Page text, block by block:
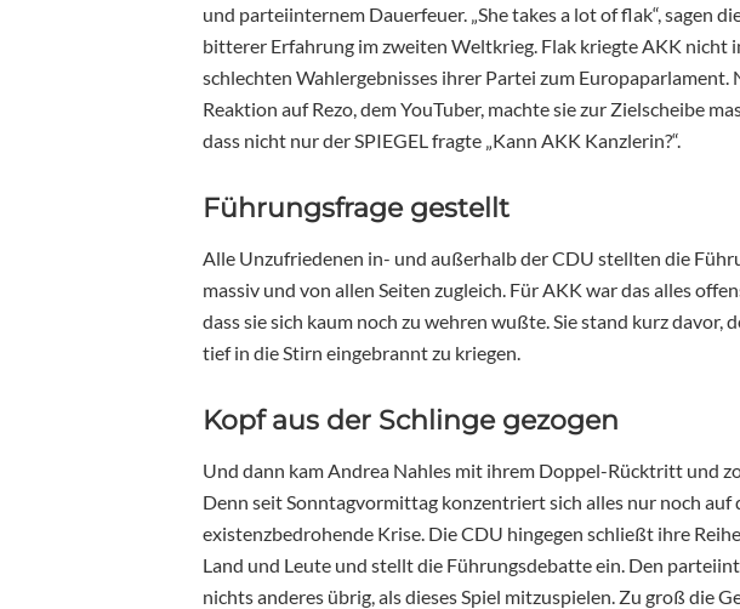
und parteiinternem Dauerfeuer. „She takes a lot of flak“, sagen
bitterer Erfahrung im zweiten Weltkrieg. Flak kriegte AKK nicht
schlechten Wahlergebnisses ihrer Partei zum Europaparlament.
Reaktion auf Rezo, dem YouTuber, machte sie zur Zielscheibe
dass nicht nur der SPIEGEL fragte „Kann AKK Kanzlerin?“.
Führungsfrage gestellt
Alle Unzufriedenen in- und außerhalb der CDU stellten die
massiv und von allen Seiten zugleich. Für AKK war das alles
dass sie sich kaum noch zu wehren wußte. Sie stand kurz davor,
tief in die Stirn eingebrannt zu kriegen.
Kopf aus der Schlinge gezogen
Und dann kam Andrea Nahles mit ihrem Doppel-Rücktritt und
Denn seit Sonntagvormittag konzentriert sich alles nur noch auf
existenzbedrohende Krise. Die CDU hingegen schließt ihre
Land und Leute und stellt die Führungsdebatte ein. Den
nichts anderes übrig, als dieses Spiel mitzuspielen. Zu groß die